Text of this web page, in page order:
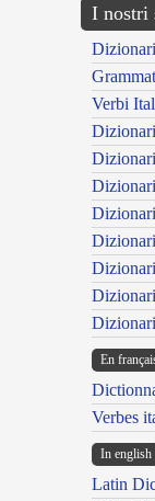
I nostri
Verbi
En
Verbes
In english
Latin